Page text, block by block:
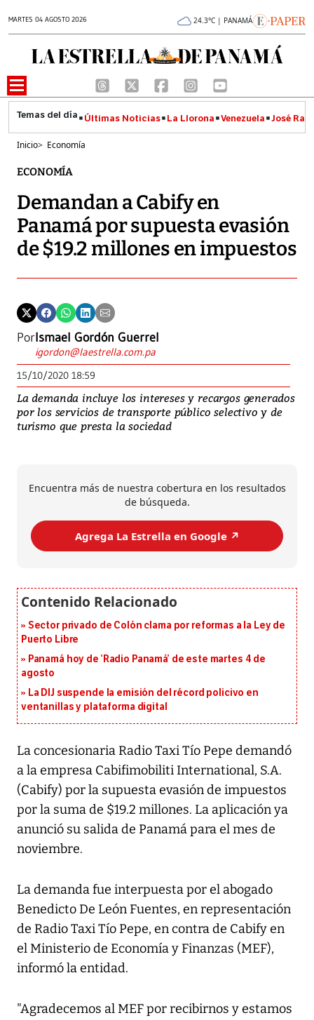
MARTES 04 AGOSTO 2026 24.3°C | PANAMÁ
Últimas Noticias La Llorona Venezuela José
Inicio> Economía
ECONOMÍA
Demandan a Cabify en
Panamá por supuesta evasión
de $19.2 millones en impuestos
PorIsmael Gordón Guerrel
igordon@laestrella.com.pa
15/10/2020 18:59
La demanda incluye los intereses y recargos generados
por los servicios de transporte público selectivo y de
turismo que presta la sociedad
Encuentra más de nuestra cobertura en los resultados
de búsqueda.
Agrega La Estrella en Google ↗️
Sector privado de Colón clama por reformas a la Ley de
Puerto Libre
Panamá hoy de ‘Radio Panamá’ de este martes 4 de
agosto
La DIJ suspende la emisión del récord policivo en
ventanillas y plataforma digital
La concesionaria Radio Taxi Tío Pepe demandó
a la empresa Cabifimobiliti International, S.A.
(Cabify) por la supuesta evasión de impuestos
por la suma de $19.2 millones. La aplicación ya
anunció su salida de Panamá para el mes de
noviembre.
La demanda fue interpuesta por el abogado
Benedicto De León Fuentes, en representación
de Radio Taxi Tío Pepe, en contra de Cabify en
el Ministerio de Economía y Finanzas (MEF),
informó la entidad.
"Agradecemos al MEF por recibirnos y estamos